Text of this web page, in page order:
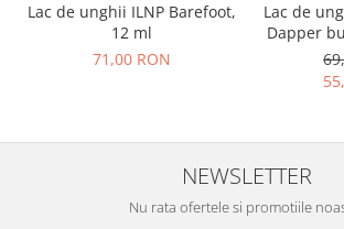
Lac de unghii ILNP Barefoot,
12 ml
71,00 RON
Lac de
Dapper
NEWSLETTER
Nu rata ofertele si promotiile